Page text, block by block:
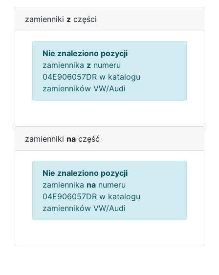
zamienniki z części
Nie znaleziono pozycji
zamiennika z numeru
04E906057DR w katalogu
zamienników VW/Audi
zamienniki na część
Nie znaleziono pozycji
zamiennika na numeru
04E906057DR w katalogu
zamienników VW/Audi